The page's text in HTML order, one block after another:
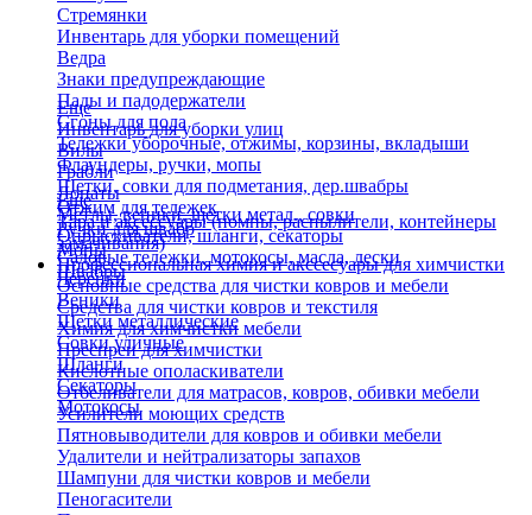
Стремянки
Инвентарь для уборки помещений
Ведра
Знаки предупреждающие
Пады и падодержатели
Сгоны для пола
Тележки уборочные, отжимы, корзины, вкладыши
Флаундеры, ручки, мопы
Щетки, совки для подметания, дер.швабры
Отжим для тележек
Ручки для швабр
Мопы
Швабры
Еще
Инвентарь для уборки улиц
Вилы
Грабли
Лопаты
Метлы, веники, щетки метал., совки
Опрыскиватели, шланги, секаторы
Садовые тележки, мотокосы, масла, лески
Черенки
Веники
Щетки металлические
Совки уличные
Шланги
Секаторы
Мотокосы
Еще
Тара и аксессуары (помпы, распылители, контейнеры
замачивания)
Профессиональная химия и акссесуары для химчистки
Основные средства для чистки ковров и мебели
Средства для чистки ковров и текстиля
Химия для химчистки мебели
Преспреи для химчистки
Кислотные ополаскиватели
Отбеливатели для матрасов, ковров, обивки мебели
Усилители моющих средств
Пятновыводители для ковров и обивки мебели
Удалители и нейтрализаторы запахов
Шампуни для чистки ковров и мебели
Пеногасители